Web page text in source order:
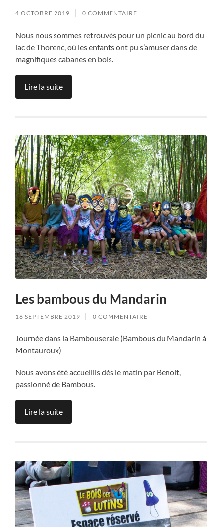
4 OCTOBRE 2019 0 COMMENTAIRE
Nous nous sommes retrouvés pour un picnic au bord du
lac de Thorenc, où les enfants ont pu s’amuser dans de
magnifiques cabanes en bois.
Lire la suite
Les bambous du Mandarin
16 SEPTEMBRE 2019 0 COMMENTAIRE
Journée dans la Bambouseraie (Bambous du Mandarin à
Montauroux)
Nous avons été accueillis dès le matin par Benoit,
passionné de Bambous.
Lire la suite